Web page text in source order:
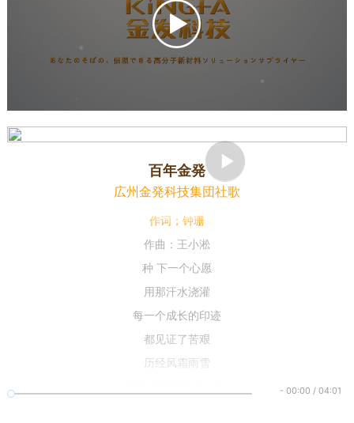
百年金発
広州金発科技集団社歌
作词；钟珊
作曲：王小淞
种 下一个心愿
用那汗水浇灌
每一个成长的印迹
都见证了苦艰
历经风霜雨雪
-00:00 /04:01